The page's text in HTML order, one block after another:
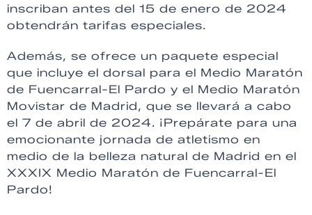
inscriban antes del 15 de enero de 2024
obtendrán tarifas especiales.
Además, se ofrece un paquete especial
que incluye el dorsal para el Medio Maratón
de Fuencarral-El Pardo y el Medio Maratón
Movistar de Madrid, que se llevará a cabo
el 7 de abril de 2024. ¡Prepárate para una
emocionante jornada de atletismo en
medio de la belleza natural de Madrid en el
XXXIX Medio Maratón de Fuencarral-El
Pardo!